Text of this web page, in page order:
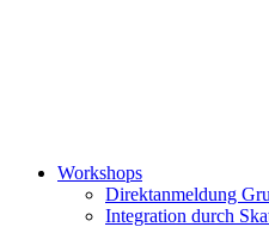
Workshops
Direktanmeldung
Integration durch